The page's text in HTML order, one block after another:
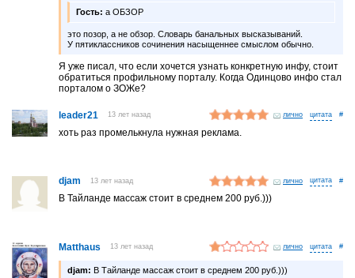
Гость: а ОБЗОР
это позор, а не обзор. Словарь банальных высказываний.
У пятиклассников сочинения насыщеннее смыслом обычно.
Я уже писал, что если хочется узнать конкретную инфу, стоит
обратиться профильному порталу. Когда Одинцово инфо стал
порталом о ЗОЖе?
leader21 13 лет назад лично #
хоть раз промелькнула нужная реклама.
djam 13 лет назад лично #
В Тайланде массаж стоит в среднем 200 руб.)))
Matthaus 13 лет назад лично #
djam: В Тайланде массаж стоит в среднем 200 руб.)))